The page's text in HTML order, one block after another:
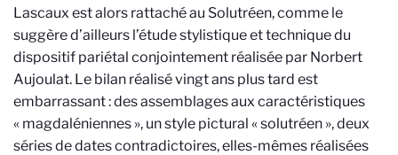
Lascaux est alors rattaché au Solutréen, comme le
suggère d’ailleurs l’étude stylistique et technique du
dispositif pariétal conjointement réalisée par Norbert
Aujoulat. Le bilan réalisé vingt ans plus tard est
embarrassant : des assemblages aux caractéristiques
« magdaléniennes », un style pictural « solutréen », deux
séries de dates contradictoires, elles-mêmes réalisées